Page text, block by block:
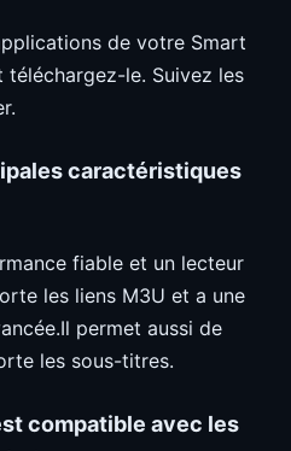
de votre Smart
téléchargez-le. Suivez les
caractéristiques
fiable et un lecteur
les liens M3U et a une
permet aussi de
les sous-titres.
compatible avec les